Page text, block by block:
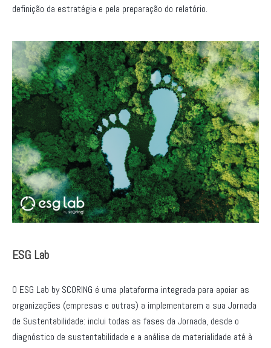
definição da estratégia e pela preparação do relatório.
ESG Lab
O ESG Lab by SCORING é uma plataforma integrada para apoiar as
organizações (empresas e outras) a implementarem a sua Jornada
de Sustentabilidade: inclui todas as fases da Jornada, desde o
diagnóstico de sustentabilidade e a análise de materialidade até à